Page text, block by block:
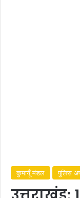
कुमायूँ मंडल पुलिस